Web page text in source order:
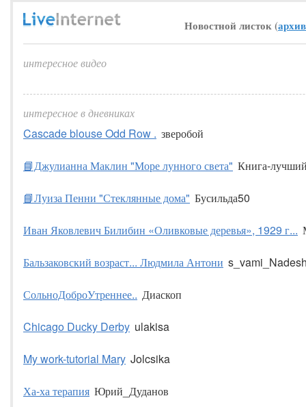
Новостной листок (
интересное видео
интересное в дневниках
Cascade blouse Odd Row . зверобой
📘Джулианна Маклин "Море лунного света" Книга-
📘Луиза Пенни "Стеклянные дома" Бусильда50
Иван Яковлевич Билибин «Оливковые деревья», 1929 г...
Бальзаковский возраст... Людмила Антони
СольноДоброУтреннее.. Диаскоп
Chicago Ducky Derby ulakisa
My work-tutorial Mary Jolcsika
Ха-ха терапия Юрий_Дуданов